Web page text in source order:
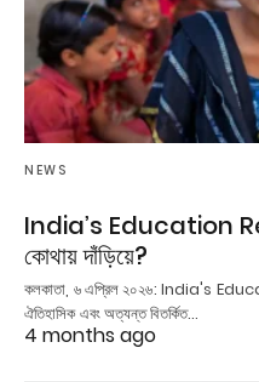
NEWS
India’s Education
কোথায় দাঁড়িয়ে?
কলকাতা, ৬ এপ্রিল ২০২৬: India's
ঐতিহাসিক এবং অত্যন্ত বিতর্কিত…
4 months ago